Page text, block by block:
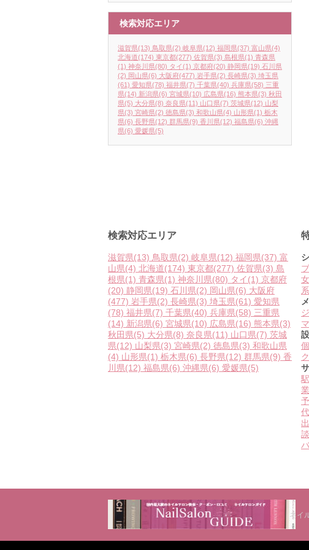
検索対応エリア
滋賀県(13) 鳥取県(2) 岐阜県(12) 福岡県(37) 富山県(4)
北海道(174) 東京都(277) 佐賀県(3) 島根県(1) 青森県
(1) 神奈川県(80) タイ(1) 京都府(20) 静岡県(19) 石川県
(2) 岡山県(6) 大阪府(477) 岩手県(2) 長崎県(3) 埼玉県
(61) 愛知県(78) 福井県(7) 千葉県(40) 兵庫県(58) 三重
県(14) 新潟県(6) 宮城県(10) 広島県(16) 熊本県(3) 秋田
県(5) 大分県(8) 奈良県(11) 山口県(7) 茨城県(12) 山梨
県(3) 宮崎県(2) 徳島県(3) 和歌山県(4) 山形県(1) 栃木
県(6) 長野県(12) 群馬県(9) 香川県(12) 福島県(6) 沖縄
県(6) 愛媛県(5)
検索対応エリア
滋賀県(13) 鳥取県(2) 岐阜県(12) 福岡県(37) 富
山県(4) 北海道(174) 東京都(277) 佐賀県(3) 島
根県(1) 青森県(1) 神奈川県(80) タイ(1) 京都府
(20) 静岡県(19) 石川県(2) 岡山県(6) 大阪府
(477) 岩手県(2) 長崎県(3) 埼玉県(61) 愛知県
(78) 福井県(7) 千葉県(40) 兵庫県(58) 三重県
(14) 新潟県(6) 宮城県(10) 広島県(16) 熊本県(3)
秋田県(5) 大分県(8) 奈良県(11) 山口県(7) 茨城
県(12) 山梨県(3) 宮崎県(2) 徳島県(3) 和歌山県
(4) 山形県(1) 栃木県(6) 長野県(12) 群馬県(9) 香
川県(12) 福島県(6) 沖縄県(6) 愛媛県(5)
系
談
ネイ